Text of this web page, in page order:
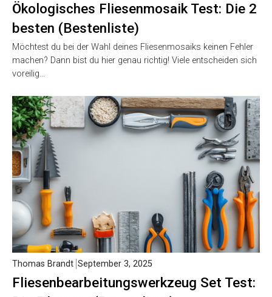
Ökologisches Fliesenmosaik Test: Die 2
besten (Bestenliste)
Möchtest du bei der Wahl deines Fliesenmosaiks keinen Fehler
machen? Dann bist du hier genau richtig! Viele entscheiden sich
voreilig…
Fliesenbearbeitungswerkzeug Set Test:
Thomas Brandt September 3, 2025